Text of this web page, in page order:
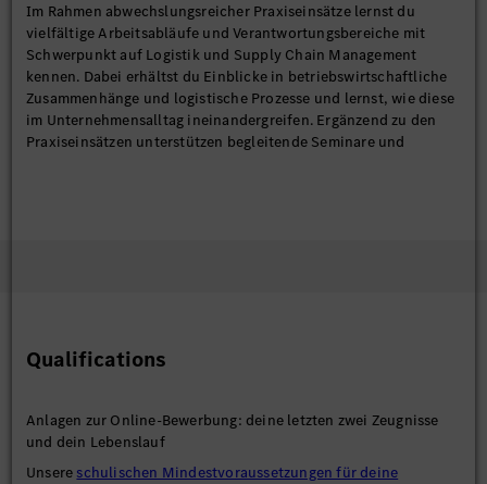
Im Rahmen abwechslungsreicher Praxiseinsätze lernst du
vielfältige Arbeitsabläufe und Verantwortungsbereiche mit
Schwerpunkt auf Logistik und Supply Chain Management
kennen. Dabei erhältst du Einblicke in betriebswirtschaftliche
Zusammenhänge und logistische Prozesse und lernst, wie diese
im Unternehmensalltag ineinandergreifen. Ergänzend zu den
Praxiseinsätzen unterstützen begleitende Seminare und
Darüber hinaus wird das Studium durch fach- und
Qualifications
Anlagen zur Online-Bewerbung: deine letzten zwei Zeugnisse
und dein Lebenslauf
Unsere schulischen Mindestvoraussetzungen für deine